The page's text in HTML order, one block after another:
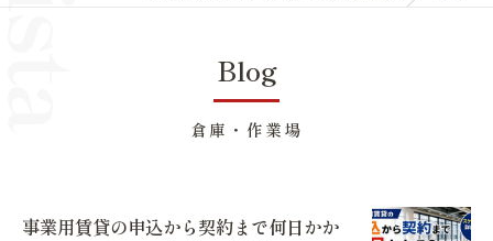
Blog
倉庫・作業場
事業用賃貸の申込から契約まで何日かか